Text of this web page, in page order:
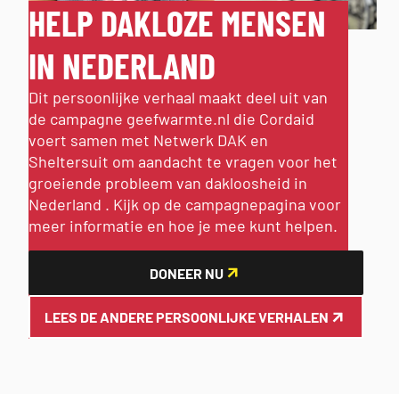
HELP DAKLOZE MENSEN
IN NEDERLAND
Dit persoonlijke verhaal maakt deel uit van
de campagne geefwarmte.nl die Cordaid
voert samen met Netwerk DAK en
Sheltersuit om aandacht te vragen voor het
groeiende probleem van dakloosheid in
Nederland . Kijk op de campagnepagina voor
meer informatie en hoe je mee kunt helpen.
DONEER NU
LEES DE ANDERE PERSOONLIJKE VERHALEN